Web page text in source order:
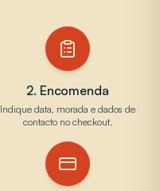
2. Encomenda
Indique data, morada e dados de
contacto no checkout.